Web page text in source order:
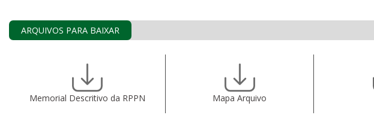
ARQUIVOS PARA BAIXAR
Memorial Descritivo da RPPN Mapa Arquivo